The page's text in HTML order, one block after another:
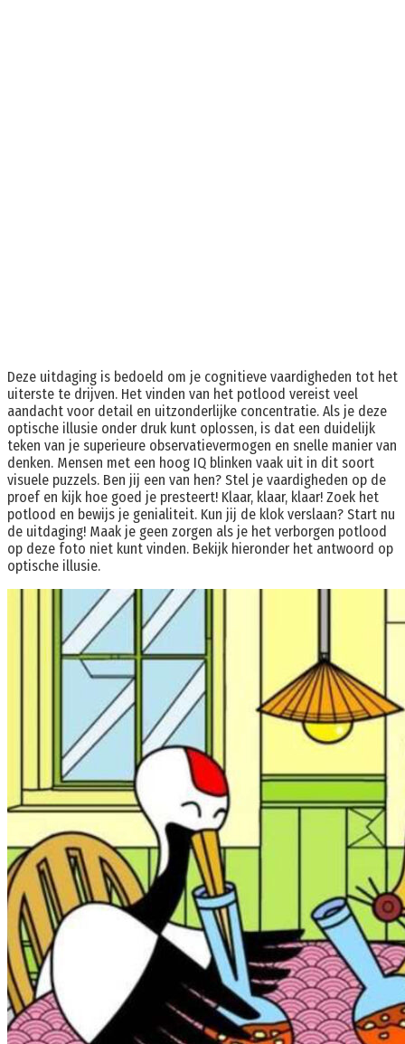
Deze uitdaging is bedoeld om je cognitieve vaardigheden tot het
uiterste te drijven. Het vinden van het potlood vereist veel
aandacht voor detail en uitzonderlijke concentratie. Als je deze
optische illusie onder druk kunt oplossen, is dat een duidelijk
teken van je superieure observatievermogen en snelle manier van
denken. Mensen met een hoog IQ blinken vaak uit in dit soort
visuele puzzels. Ben jij een van hen? Stel je vaardigheden op de
proef en kijk hoe goed je presteert! Klaar, klaar, klaar! Zoek het
potlood en bewijs je genialiteit. Kun jij de klok verslaan? Start nu
de uitdaging! Maak je geen zorgen als je het verborgen potlood
op deze foto niet kunt vinden. Bekijk hieronder het antwoord op
optische illusie.